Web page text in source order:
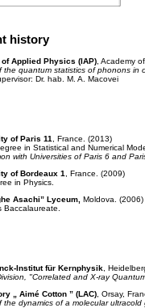
history
Applied Physics (IAP) , Academy
the quantum statistics of phonons in
Dr. hab. M. A. Macovei
of Paris 11
, France. (2013)
in Statistical and Numerical
with Universities of Paris 6 and
of Bordeaux 1
, France. (2009)
in Physics.
Asachi” Lyceum, Moldova. (2006)
Baccalaureate.
Institut für Kernphysik ,
"Correlated and X-ray
„ Aimé Cotton ” (LAC) , Orsay,
the dynamics of a molecular